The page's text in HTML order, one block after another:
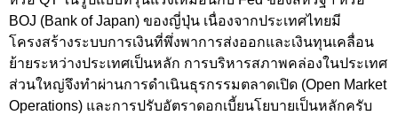
BOJ (Bank of Japan) ของญี่ปุ่น เนื่องจากประเทศไทยมี
โครงสร้างระบบการเงินที่พึ่งพาการส่งออกและเงินทุนเคลื่อน
ย้ายระหว่างประเทศเป็นหลัก การบริหารสภาพคล่องในประเทศ
ส่วนใหญ่จึงทำผ่านการดำเนินธุรกรรมตลาดเปิด (Open Market
Operations) และการปรับอัตราดอกเบี้ยนโยบายเป็นหลักครับ